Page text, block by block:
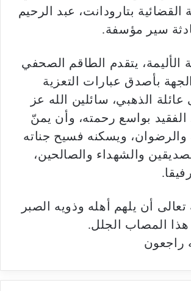
بتارودانت، عبد الرحيم
سير مؤسفة.
الأليمة، يتقدم الطاقم الصحفي
بأصدق عبارات التعزية
عائلة الذهبي، سائلين الله عز
بواسع رحمته، وأن يمنّ
والرضوان، ويسكنه فسيح جناته
والشهداء والصالحين،
أن يلهم أهله وذويه الصبر
المصاب الجلل.
راجعون